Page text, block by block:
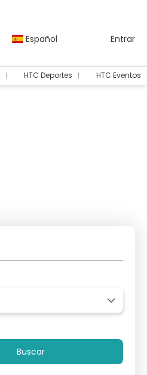
Español Entrar
HTC Deportes HTC Eventos
Buscar